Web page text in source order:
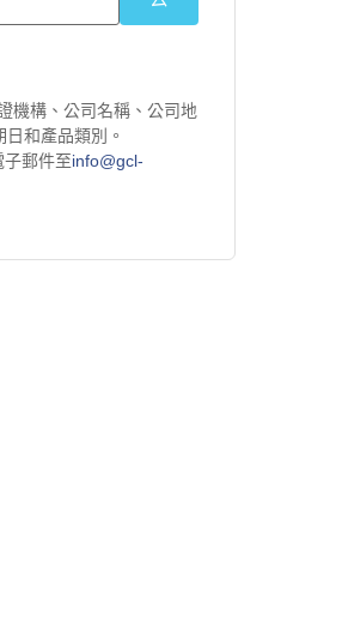
機構、公司名稱、公司地
和產品類別。
郵件至info@gcl-